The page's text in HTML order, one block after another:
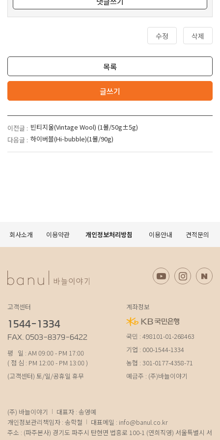
수정 삭제
목록
글쓰기
이전글 : 빈티지울(Vintage Wool) (1볼/50g±5g)
다음글 : 하이버블(Hi-bubble)(1볼/90g)
회사소개 이용약관 개인정보처리방침 이용안내 견적문의
고객센터
1544-1334
FAX. 0503-8379-6422
평 일 : AM 09:00 - PM 17:00
( 점 심 : PM 12:00 - PM 13:00 )
(고객센터) 토/일/공휴일 휴무
계좌정보
국민 : 498101-01-268463
기업 : 000-1544-1334
농협 : 301-0177-4358-71
예금주 : (주)바늘이야기
(주) 바늘이야기
대표자 : 송영예
개인정보관리책임자 : 송학철
대표메일 : info@banul.co.kr
주소 : (파주본사) 경기도 파주시 탄현면 법흥로 100-1 (연희직영) 서울특별시 서